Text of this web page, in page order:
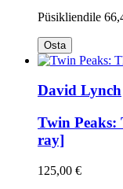
Püsikliendile
Osta
David Lynch
Twin Peaks:
ray]
125,00 €